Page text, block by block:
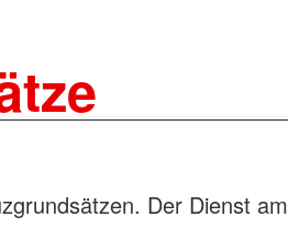
Der Dienst am